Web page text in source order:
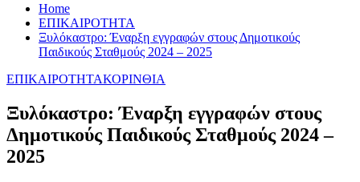
Home
ΕΠΙΚΑΙΡΟΤΗΤΑ
Ξυλόκαστρο: Έναρξη εγγραφών στους Δημοτικούς
Παιδικούς Σταθμούς 2024 – 2025
ΕΠΙΚΑΙΡΟΤΗΤΑΚΟΡΙΝΘΙΑ
Ξυλόκαστρο: Έναρξη εγγραφών στους
Δημοτικούς Παιδικούς Σταθμούς 2024 –
2025